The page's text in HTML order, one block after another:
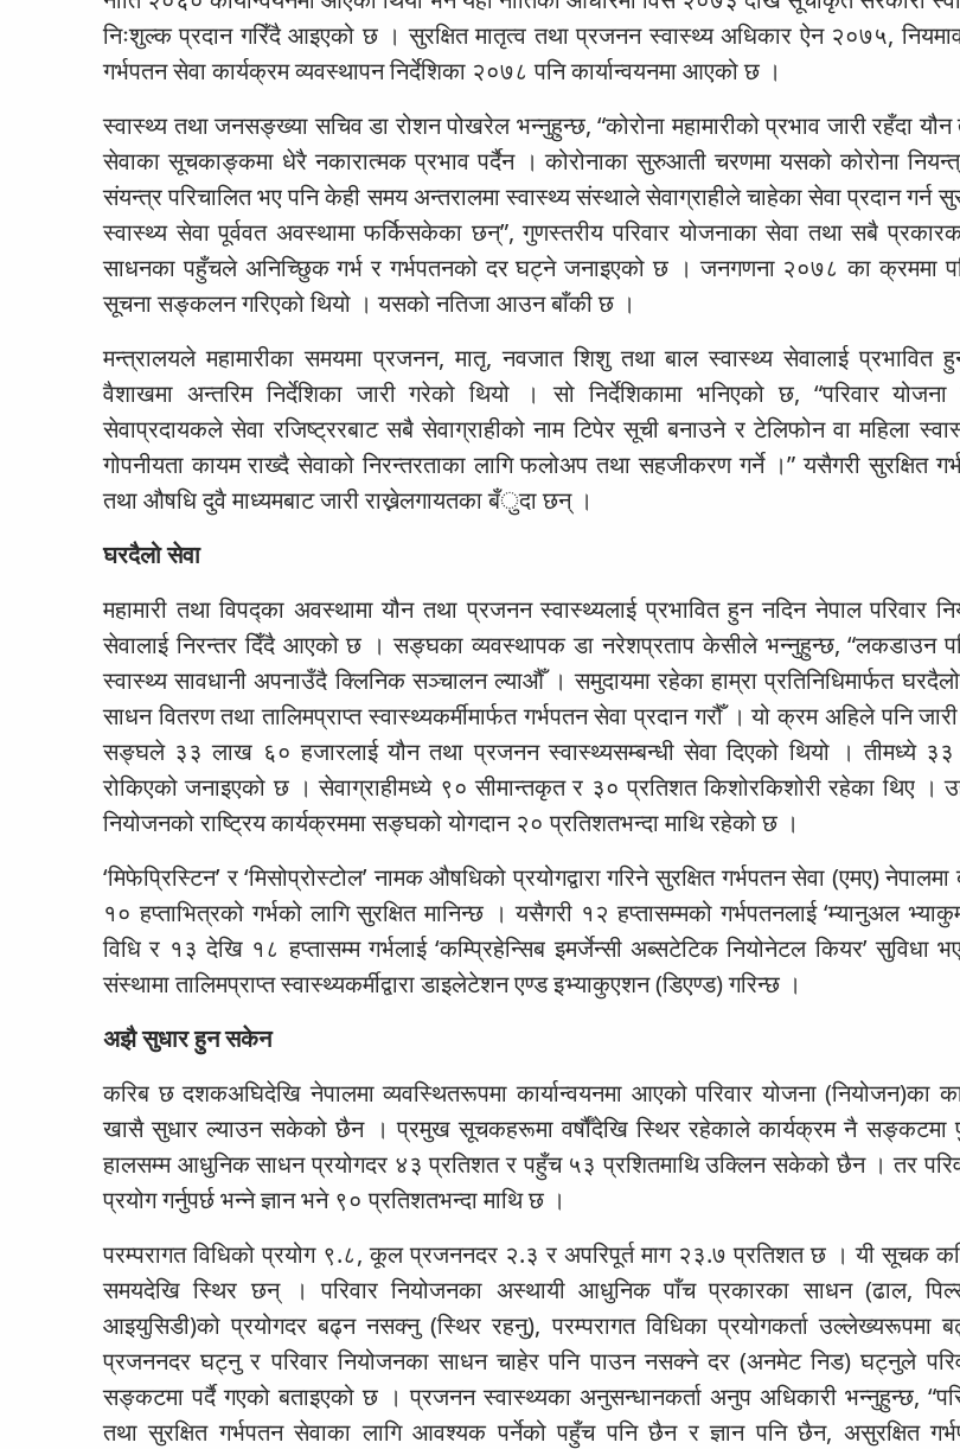
निःशुल्क प्रदान गरिँदै आइएको छ । सुरक्षित मातृत्व तथा प्रजनन स्वास्थ्य अधिकार ऐन २०७५,
गर्भपतन सेवा कार्यक्रम व्यवस्थापन निर्देशिका २०७८ पनि कार्यान्वयनमा आएको छ ।
स्वास्थ्य तथा जनसङ्ख्या सचिव डा रोशन पोखरेल भन्नुहुन्छ, “कोरोना महामारीको प्रभाव जारी रहँदा
सेवाका सूचकाङ्कमा धेरै नकारात्मक प्रभाव पर्दैन । कोरोनाका सुरुआती चरणमा यसको कोरोना
संयन्त्र परिचालित भए पनि केही समय अन्तरालमा स्वास्थ्य संस्थाले सेवाग्राहीले चाहेका सेवा प्रदान गर्न
स्वास्थ्य सेवा पूर्ववत अवस्थामा फर्किसकेका छन्”, गुणस्तरीय परिवार योजनाका सेवा तथा सबै
साधनका पहुँचले अनिच्छिुक गर्भ र गर्भपतनको दर घट्ने जनाइएको छ । जनगणना २०७८ का क्रममा
सूचना सङ्कलन गरिएको थियो । यसको नतिजा आउन बाँकी छ ।
मन्त्रालयले महामारीका समयमा प्रजनन, मातृ, नवजात शिशु तथा बाल स्वास्थ्य सेवालाई प्रभावित
वैशाखमा अन्तरिम निर्देशिका जारी गरेको थियो । सो निर्देशिकामा भनिएको छ, “परिवार योजना
सेवाप्रदायकले सेवा रजिष्ट्ररबाट सबै सेवाग्राहीको नाम टिपेर सूची बनाउने र टेलिफोन वा महिला
गोपनीयता कायम राख्दै सेवाको निरन्तरताका लागि फलोअप तथा सहजीकरण गर्ने ।” यसैगरी सुरक्षित
तथा औषधि दुवै माध्यमबाट जारी राख्नेलगायतका बँुदा छन् ।
घरदैलो सेवा
महामारी तथा विपद्का अवस्थामा यौन तथा प्रजनन स्वास्थ्यलाई प्रभावित हुन नदिन नेपाल
सेवालाई निरन्तर दिँदै आएको छ । सङ्घका व्यवस्थापक डा नरेशप्रताप केसीले भन्नुहुन्छ, “लकडाउन
स्वास्थ्य सावधानी अपनाउँदै क्लिनिक सञ्चालन ल्याऔँ । समुदायमा रहेका हाम्रा प्रतिनिधिमार्फत
साधन वितरण तथा तालिमप्राप्त स्वास्थ्यकर्मीमार्फत गर्भपतन सेवा प्रदान गरौँ । यो क्रम अहिले पनि
सङ्घले ३३ लाख ६० हजारलाई यौन तथा प्रजनन स्वास्थ्यसम्बन्धी सेवा दिएको थियो । तीमध्ये ३३
रोकिएको जनाइएको छ । सेवाग्राहीमध्ये ९० सीमान्तकृत र ३० प्रतिशत किशोरकिशोरी रहेका थिए ।
नियोजनको राष्ट्रिय कार्यक्रममा सङ्घको योगदान २० प्रतिशतभन्दा माथि रहेको छ ।
‘मिफेप्रिस्टिन’ र ‘मिसोप्रोस्टोल’ नामक औषधिको प्रयोगद्वारा गरिने सुरक्षित गर्भपतन सेवा (एमए)
१० हप्ताभित्रको गर्भको लागि सुरक्षित मानिन्छ । यसैगरी १२ हप्तासम्मको गर्भपतनलाई ‘म्यानुअल
विधि र १३ देखि १८ हप्तासम्म गर्भलाई ‘कम्प्रिहेन्सिब इमर्जेन्सी अब्सटेटिक नियोनेटल कियर’ सुविधा
संस्थामा तालिमप्राप्त स्वास्थ्यकर्मीद्वारा डाइलेटेशन एण्ड इभ्याकुएशन (डिएण्ड) गरिन्छ ।
अझै सुधार हुन सकेन
करिब छ दशकअघिदेखि नेपालमा व्यवस्थितरूपमा कार्यान्वयनमा आएको परिवार योजना (नियोजन)का
खासै सुधार ल्याउन सकेको छैन । प्रमुख सूचकहरूमा वर्षाैँदेखि स्थिर रहेकाले कार्यक्रम नै सङ्कटमा
हालसम्म आधुनिक साधन प्रयोगदर ४३ प्रतिशत र पहुँच ५३ प्रशितमाथि उक्लिन सकेको छैन । तर
प्रयोग गर्नुपर्छ भन्ने ज्ञान भने ९० प्रतिशतभन्दा माथि छ ।
परम्परागत विधिको प्रयोग ९.८, कूल प्रजननदर २.३ र अपरिपूर्त माग २३.७ प्रतिशत छ । यी सूचक
समयदेखि स्थिर छन् । परिवार नियोजनका अस्थायी आधुनिक पाँच प्रकारका साधन (ढाल,
आइयुसिडी)को प्रयोगदर बढ्न नसक्नु (स्थिर रहनु), परम्परागत विधिका प्रयोगकर्ता उल्लेख्यरूपमा
प्रजननदर घट्नु र परिवार नियोजनका साधन चाहेर पनि पाउन नसक्ने दर (अनमेट निड) घट्नुले
सङ्कटमा पर्दै गएको बताइएको छ । प्रजनन स्वास्थ्यका अनुसन्धानकर्ता अनुप अधिकारी भन्नुहुन्छ,
तथा सुरक्षित गर्भपतन सेवाका लागि आवश्यक पर्नेको पहुँच पनि छैन र ज्ञान पनि छैन, असुरक्षित